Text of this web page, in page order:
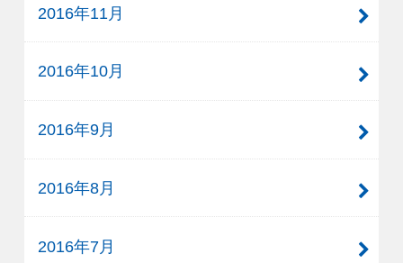
2016年11月
2016年10月
2016年9月
2016年8月
2016年7月